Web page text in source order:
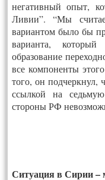
негативный опыт,
Ливии”. “Мы
вариантом было бы
варианта,
образование
все компоненты
того, он
ссылкой на
стороны РФ
Ситуация в Сирии –